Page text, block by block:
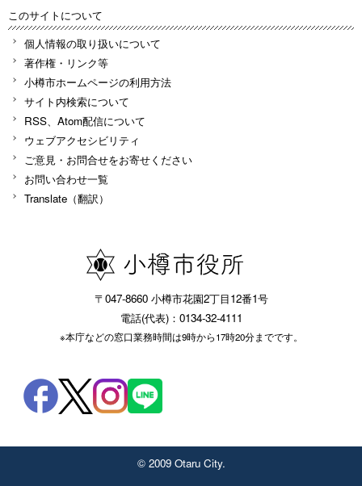
このサイトについて
個人情報の取り扱いについて
著作権・リンク等
小樽市ホームページの利用方法
サイト内検索について
RSS、Atom配信について
ウェブアクセシビリティ
ご意見・お問合せをお寄せください
お問い合わせ一覧
Translate（翻訳）
〒047-8660 小樽市花園2丁目12番1号
電話(代表)：0134-32-4111
※本庁などの窓口業務時間は9時から17時20分までです。
© 2009 Otaru City.